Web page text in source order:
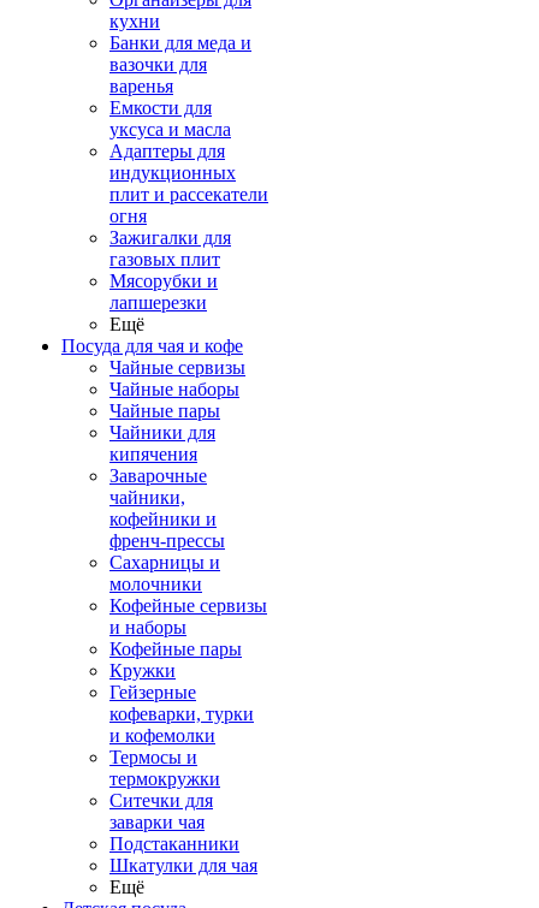
кухни
Банки для меда и
вазочки для
варенья
Емкости для
уксуса и масла
Адаптеры для
индукционных
плит и рассекатели
огня
Зажигалки для
газовых плит
Мясорубки и
лапшерезки
Ещё
Посуда для чая и кофе
Чайные сервизы
Чайные наборы
Чайные пары
Чайники для
кипячения
Заварочные
чайники,
кофейники и
френч-прессы
Сахарницы и
молочники
Кофейные сервизы
и наборы
Кофейные пары
Кружки
Гейзерные
кофеварки, турки
и кофемолки
Термосы и
термокружки
Ситечки для
заварки чая
Подстаканники
Шкатулки для чая
Ещё